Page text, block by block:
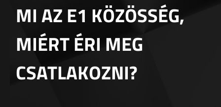
MI AZ E1 KÖZÖSSÉG,
MIÉRT ÉRI MEG
CSATLAKOZNI?